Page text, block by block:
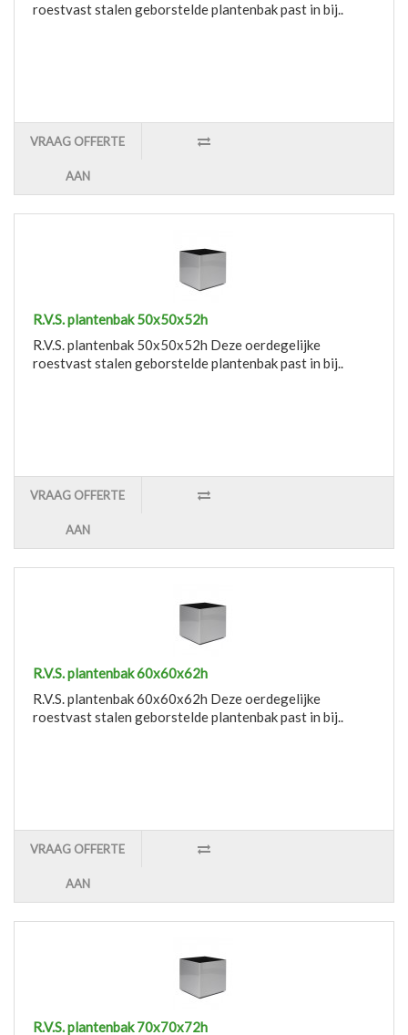
roestvast stalen geborstelde plantenbak past in bij..
VRAAG OFFERTE
AAN
R.V.S. plantenbak 50x50x52h
R.V.S. plantenbak 50x50x52h Deze oerdegelijke
roestvast stalen geborstelde plantenbak past in bij..
VRAAG OFFERTE
AAN
R.V.S. plantenbak 60x60x62h
R.V.S. plantenbak 60x60x62h Deze oerdegelijke
roestvast stalen geborstelde plantenbak past in bij..
VRAAG OFFERTE
AAN
R.V.S. plantenbak 70x70x72h